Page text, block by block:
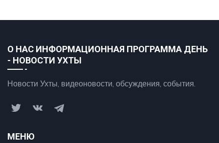
О НАС ИНФОРМАЦИОННАЯ ПРОГРАММА ДЕНЬ
- НОВОСТИ УХТЫ
Новости Ухты, видеоновости, обсуждения, события.
МЕНЮ